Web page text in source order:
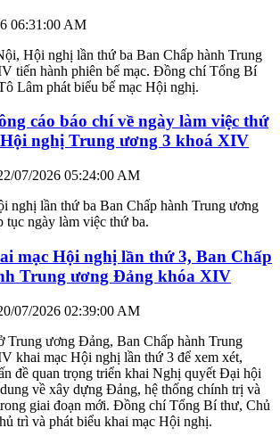
06:31:00 AM
Hội nghị lần thứ ba Ban Chấp hành Trung
tiến hành phiên bế mạc. Đồng chí Tổng Bí
Lâm phát biểu bế mạc Hội nghị.
cáo báo chí về ngày làm việc thứ
nghị Trung ương 3 khoá XIV
07/2026 05:24:00 AM
nghị lần thứ ba Ban Chấp hành Trung ương
ngày làm việc thứ ba.
mạc Hội nghị lần thứ 3, Ban Chấp
Trung ương Đảng khóa XIV
07/2026 02:39:00 AM
Trung ương Đảng, Ban Chấp hành Trung
khai mạc Hội nghị lần thứ 3 để xem xét,
đề quan trọng triển khai Nghị quyết Đại hội
về xây dựng Đảng, hệ thống chính trị và
giai đoạn mới. Đồng chí Tổng Bí thư, Chủ
trì và phát biểu khai mạc Hội nghị.